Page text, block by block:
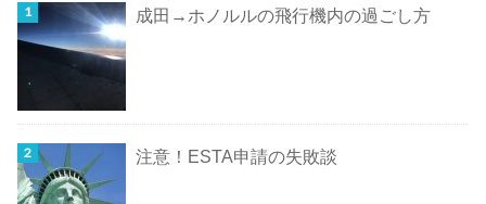
成田→ホノルルの飛行機内の過ごし方
注意！ESTA申請の失敗談